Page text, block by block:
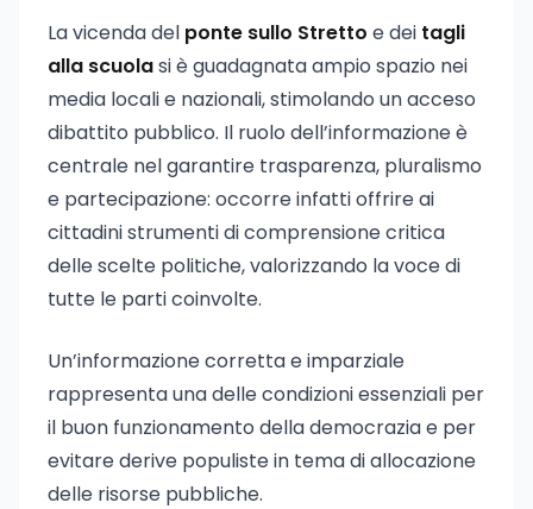
La vicenda del ponte sullo Stretto e dei tagli
alla scuolasi è guadagnata ampio spazio nei
media locali e nazionali, stimolando un acceso
dibattito pubblico. Il ruolo dell’informazione è
centrale nel garantire trasparenza, pluralismo
e partecipazione: occorre infatti offrire ai
cittadini strumenti di comprensione critica
delle scelte politiche, valorizzando la voce di
tutte le parti coinvolte.
Un’informazione corretta e imparziale
rappresenta una delle condizioni essenziali per
il buon funzionamento della democrazia e per
evitare derive populiste in tema di allocazione
delle risorse pubbliche.